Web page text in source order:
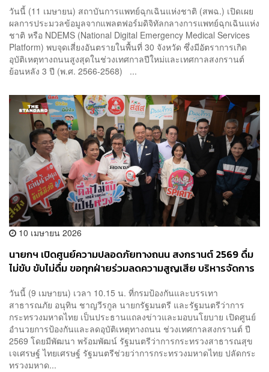
วันนี้ (11 เมษายน) สถาบันการแพทย์ฉุกเฉินแห่งชาติ (สพฉ.) เปิดเผย
ผลการประมวลข้อมูลจากแพลตฟอร์มดิจิทัลกลางการแพทย์ฉุกเฉินแห่ง
ชาติ หรือ NDEMS (National Digital Emergency Medical Services
Platform) พบจุดเสี่ยงอันตรายในพื้นที่ 30 จังหวัด ซึ่งมีอัตราการเกิด
อุบัติเหตุทางถนนสูงสุดในช่วงเทศกาลปีใหม่และเทศกาลสงกรานต์
ย้อนหลัง 3 ปี (พ.ศ. 2566-2568) ...
10 เมษายน 2026
นายกฯ เปิดศูนย์ความปลอดภัยทางถนน สงกรานต์ 2569 ดื่ม
ไม่ขับ ขับไม่ดื่ม ขอทุกฝ่ายร่วมลดความสูญเสีย บริหารจัดการ
วันนี้ (9 เมษายน) เวลา 10.15 น. ที่กรมป้องกันและบรรเทา
สาธารณภัย อนุทิน ชาญวีรกูล นายกรัฐมนตรี และรัฐมนตรีว่าการ
กระทรวงมหาดไทย เป็นประธานแถลงข่าวและมอบนโยบาย เปิดศูนย์
อำนวยการป้องกันและลดอุบัติเหตุทางถนน ช่วงเทศกาลสงกรานต์ ปี
2569 โดยมีพัฒนา พร้อมพัฒน์ รัฐมนตรีว่าการกระทรวงสาธารณสุข
เจเศรษฐ์ ไทยเศรษฐ์ รัฐมนตรีช่วยว่าการกระทรวงมหาดไทย ปลัดกระ
ทรวงมหาด...